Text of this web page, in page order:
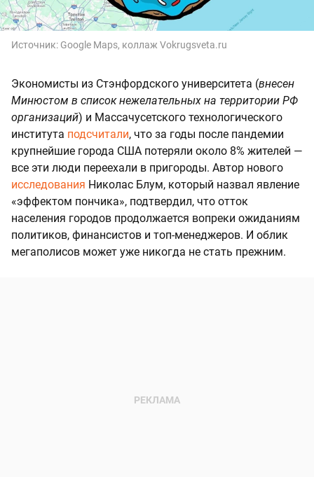
Источник: Google Maps, коллаж Vokrugsveta.ru
Экономисты из Стэнфордского университета (внесен
Минюстом в список нежелательных на территории РФ
организаций) и Массачусетского технологического
института подсчитали, что за годы после пандемии
крупнейшие города США потеряли около 8% жителей —
все эти люди переехали в пригороды. Автор нового
исследования Николас Блум, который назвал явление
«эффектом пончика», подтвердил, что отток
населения городов продолжается вопреки ожиданиям
политиков, финансистов и топ-менеджеров. И облик
мегаполисов может уже никогда не стать прежним.